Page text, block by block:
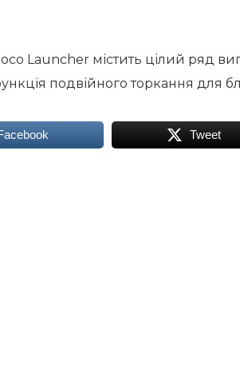
Launcher містить цілий ряд
подвійного торкання для
Tweet